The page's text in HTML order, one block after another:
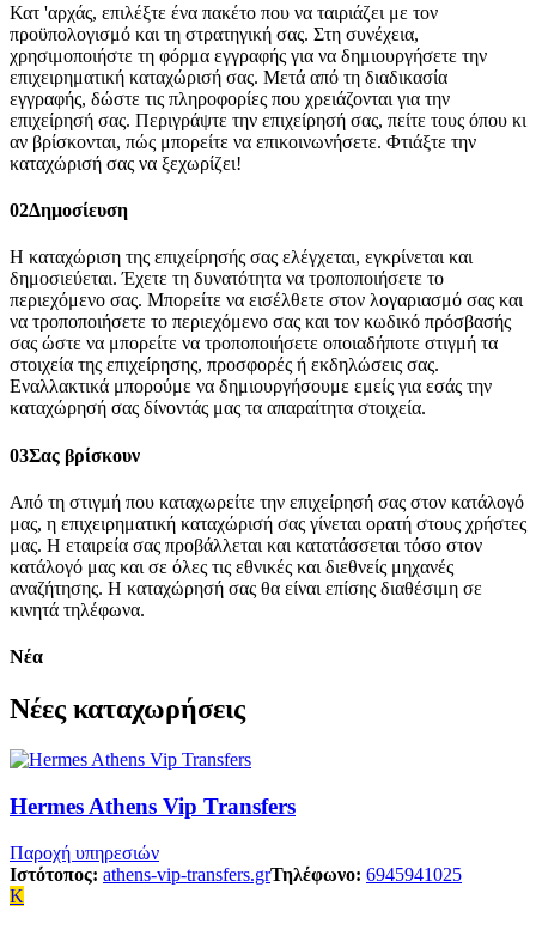
Κατ 'αρχάς, επιλέξτε ένα πακέτο που να ταιριάζει με τον
προϋπολογισμό και τη στρατηγική σας. Στη συνέχεια,
χρησιμοποιήστε τη φόρμα εγγραφής για να δημιουργήσετε την
επιχειρηματική καταχώρισή σας. Μετά από τη διαδικασία
εγγραφής, δώστε τις πληροφορίες που χρειάζονται για την
επιχείρησή σας. Περιγράψτε την επιχείρησή σας, πείτε τους όπου κι
αν βρίσκονται, πώς μπορείτε να επικοινωνήσετε. Φτιάξτε την
καταχώρισή σας να ξεχωρίζει!
02Δημοσίευση
Η καταχώριση της επιχείρησής σας ελέγχεται, εγκρίνεται και
δημοσιεύεται. Έχετε τη δυνατότητα να τροποποιήσετε το
περιεχόμενο σας. Μπορείτε να εισέλθετε στον λογαριασμό σας και
να τροποποιήσετε το περιεχόμενο σας και τον κωδικό πρόσβασής
σας ώστε να μπορείτε να τροποποιήσετε οποιαδήποτε στιγμή τα
στοιχεία της επιχείρησης, προσφορές ή εκδηλώσεις σας.
Εναλλακτικά μπορούμε να δημιουργήσουμε εμείς για εσάς την
καταχώρησή σας δίνοντάς μας τα απαραίτητα στοιχεία.
03Σας βρίσκουν
Από τη στιγμή που καταχωρείτε την επιχείρησή σας στον κατάλογό
μας, η επιχειρηματική καταχώρισή σας γίνεται ορατή στους χρήστες
μας. Η εταιρεία σας προβάλλεται και κατατάσσεται τόσο στον
κατάλογό μας και σε όλες τις εθνικές και διεθνείς μηχανές
αναζήτησης. Η καταχώρησή σας θα είναι επίσης διαθέσιμη σε
κινητά τηλέφωνα.
Νέα
Νέες καταχωρήσεις
Hermes Athens Vip Transfers
Παροχή υπηρεσιών
Ιστότοπος: athens-vip-transfers.grΤηλέφωνο: 6945941025
K